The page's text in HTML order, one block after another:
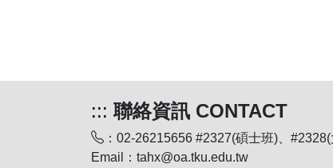
::: 聯絡資訊 CONTACT
：02-26215656 #2327(碩士班)、
Email：tahx@oa.tku.edu.tw